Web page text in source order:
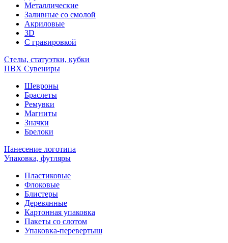
Металлические
Заливные со смолой
Акриловые
3D
C гравировкой
Стелы, статуэтки, кубки
ПВХ Сувениры
Шевроны
Браслеты
Ремувки
Магниты
Значки
Брелоки
Нанесение логотипа
Упаковка, футляры
Пластиковые
Флоковые
Блистеры
Деревянные
Картонная упаковка
Пакеты со слотом
Упаковка-перевертыш